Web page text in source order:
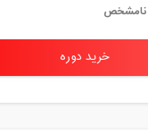
نامشخص
خرید دوره